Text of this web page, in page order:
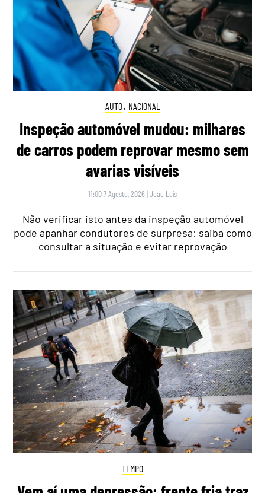
AUTO, NACIONAL
Inspeção automóvel mudou: milhares
de carros podem reprovar mesmo sem
avarias visíveis
11:00 7 Agosto, 2026 |João Luís
Não verificar isto antes da inspeção automóvel
pode apanhar condutores de surpresa: saiba como
consultar a situação e evitar reprovação
TEMPO